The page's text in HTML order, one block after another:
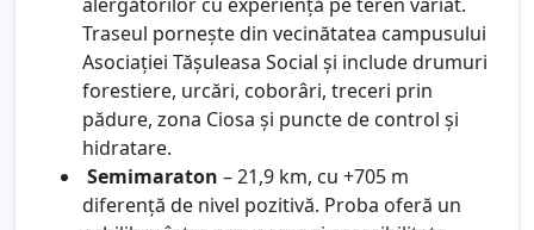
Traseul pornește din vecinătatea campusului
Asociației Tășuleasa Social și include drumuri
forestiere, urcări, coborâri, treceri prin
pădure, zona Ciosa și puncte de control și
hidratare.
Semimaraton – 21,9 km, cu +705 m
diferență de nivel pozitivă. Proba oferă un